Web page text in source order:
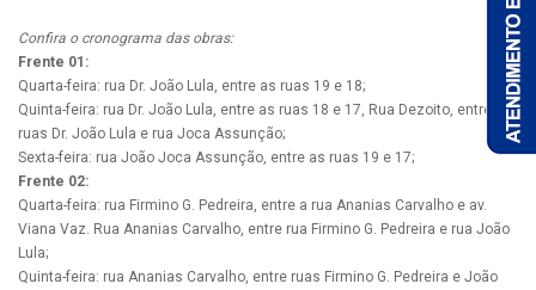
Confira o cronograma das obras:
Frente 01:
Quarta-feira: rua Dr. João Lula, entre as ruas 19 e 18;
Quinta-feira: rua Dr. João Lula, entre as ruas 18 e 17, Rua Dezoito, entre as
ruas Dr. João Lula e rua Joca Assunção;
Sexta-feira: rua João Joca Assunção, entre as ruas 19 e 17;
Frente 02:
Quarta-feira: rua Firmino G. Pedreira, entre a rua Ananias Carvalho e av.
Viana Vaz. Rua Ananias Carvalho, entre rua Firmino G. Pedreira e rua João
Lula;
Quinta-feira: rua Ananias Carvalho, entre ruas Firmino G. Pedreira e João